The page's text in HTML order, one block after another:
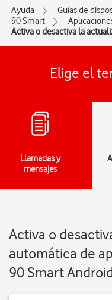
Ayuda Guías de
90 Smart
Activa o desactiva la
Elige el
Llamadas y
mensajes
Activa o
automática de
90 Smart